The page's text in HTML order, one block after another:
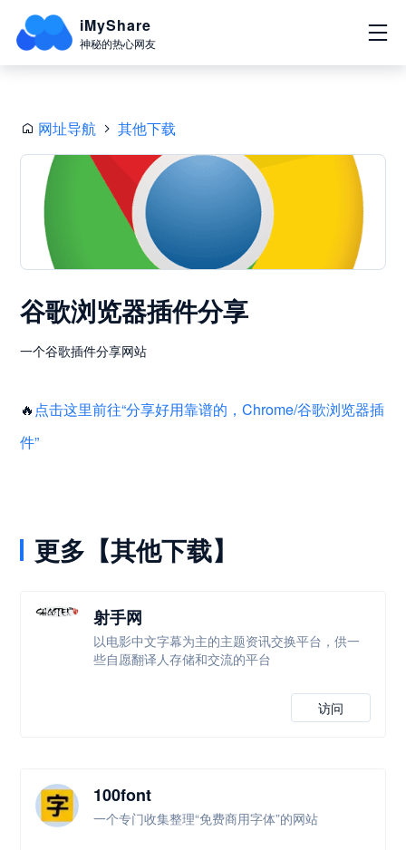
iMyShare
神秘的热心网友
网址导航 其他下载
谷歌浏览器插件分享
一个谷歌插件分享网站
🔥 点击这里前往“分享好用靠谱的，Chrome/谷歌浏览器插
件”
更多【其他下载】
射手网
以电影中文字幕为主的主题资讯交换平台，供一
些自愿翻译人存储和交流的平台
访问
100font
一个专门收集整理“免费商用字体”的网站